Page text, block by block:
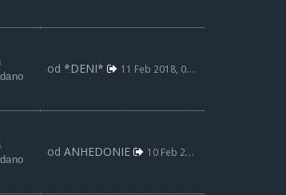
od *DENI* 11 Feb 2018, 03:36
od ANHEDONIE 10 Feb 2018, 14:00